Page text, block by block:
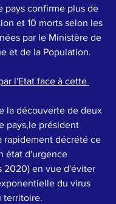
pays confirme plus de
et 10 morts selon les
par le Ministère de
et de la Population.
l'Etat face à cette
la découverte de deux
pays,le président
rapidement décrété ce
état d'urgence
2020) en vue d'éviter
du virus
territoire.